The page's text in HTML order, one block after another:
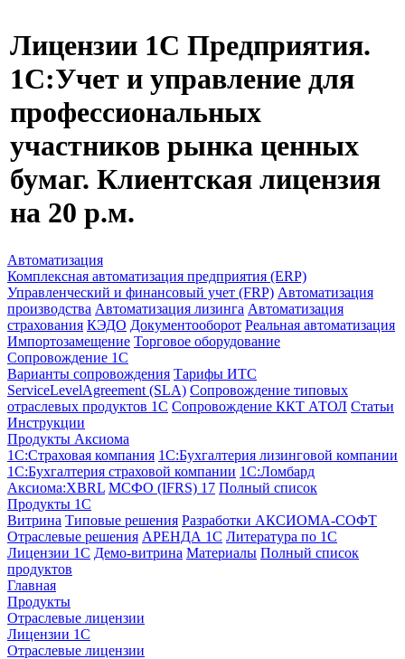
Лицензии 1С Предприятия.
1С:Учет и управление для
профессиональных
участников рынка ценных
бумаг. Клиентская лицензия
на 20 р.м.
Автоматизация
Комплексная автоматизация предприятия (ERP)
Управленческий и финансовый учет (FRP) Автоматизация
производства Автоматизация лизинга Автоматизация
страхования КЭДО Документооборот Реальная автоматизация
Импортозамещение Торговое оборудование
Сопровождение 1С
Варианты сопровождения Тарифы ИТС
ServiceLevelAgreement (SLA) Сопровождение типовых
отраслевых продуктов 1С Сопровождение ККТ АТОЛ Статьи
Инструкции
Продукты Аксиома
1С:Страховая компания 1С:Бухгалтерия лизинговой компании
1С:Бухгалтерия страховой компании 1С:Ломбард
Аксиома:XBRL МСФО (IFRS) 17 Полный список
Продукты 1С
Витрина Типовые решения Разработки АКСИОМА-СОФТ
Отраслевые решения АРЕНДА 1С Литература по 1С
Лицензии 1C Демо-витрина Материалы Полный список
продуктов
Главная
Продукты
Отраслевые лицензии
Лицензии 1С
Отраслевые лицензии